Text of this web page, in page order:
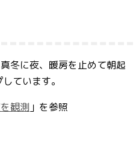
冬に夜、暖房を止めて朝起
ています。
観測 」を参照